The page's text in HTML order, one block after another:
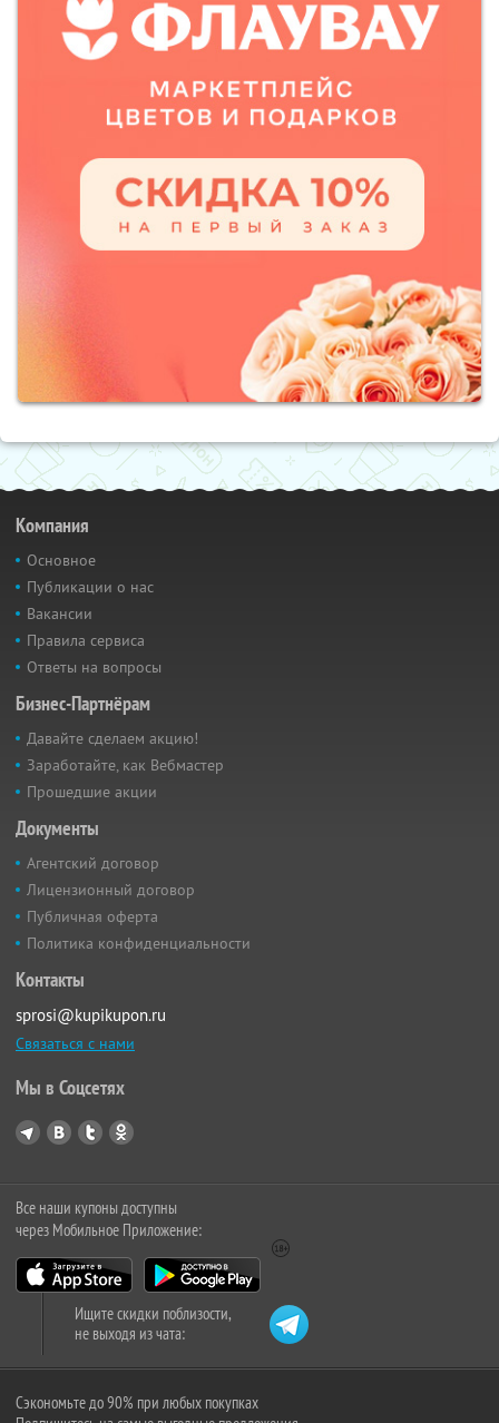
Компания
Основное
Публикации о нас
Вакансии
Правила сервиса
Ответы на вопросы
Бизнес-Партнёрам
Давайте сделаем акцию!
Заработайте, как Вебмастер
Прошедшие акции
Документы
Агентский договор
Лицензионный договор
Публичная оферта
Политика конфиденциальности
Контакты
sprosi@kupikupon.ru
Связаться с нами
Мы в Соцсетях
Все наши купоны доступны
через Мобильное Приложение:
Ищите скидки поблизости,
не выходя из чата:
Сэкономьте до 90% при любых покупках